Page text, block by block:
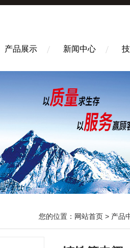
产品展示 新闻中心
您的位置： 网站首页 > 产品